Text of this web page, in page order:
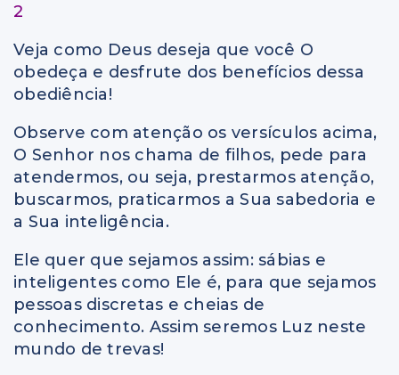
2
Veja como Deus deseja que você O
obedeça e desfrute dos benefícios dessa
obediência!
Observe com atenção os versículos acima,
O Senhor nos chama de filhos, pede para
atendermos, ou seja, prestarmos atenção,
buscarmos, praticarmos a Sua sabedoria e
a Sua inteligência.
Ele quer que sejamos assim: sábias e
inteligentes como Ele é, para que sejamos
pessoas discretas e cheias de
conhecimento. Assim seremos Luz neste
mundo de trevas!